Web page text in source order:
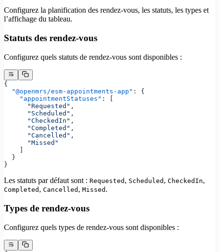
Configurez la planification des rendez-vous, les statuts, les types et
l’affichage du tableau.
Statuts des rendez-vous
Configurez quels statuts de rendez-vous sont disponibles :
{
  "@openmrs/esm-appointments-app"
: {
    "appointmentStatuses"
: [
      "Requested"
,
      "Scheduled"
,
      "CheckedIn"
,
      "Completed"
,
      "Cancelled"
,
      "Missed"
  }
}
Les statuts par défaut sont : Requested , Scheduled , CheckedIn,
Completed , Cancelled , Missed .
Types de rendez-vous
Configurez quels types de rendez-vous sont disponibles :